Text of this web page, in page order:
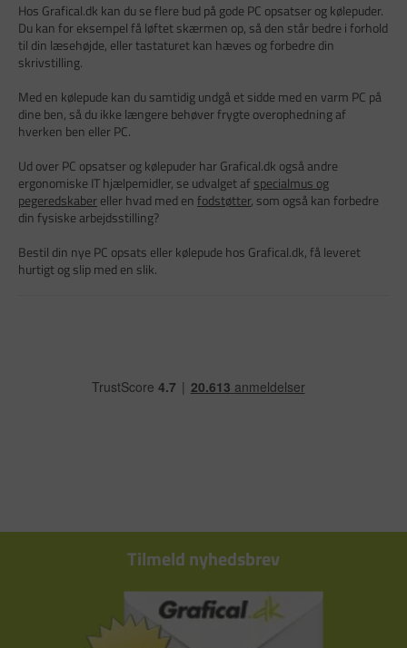
Hos Grafical.dk kan du se flere bud på gode PC opsatser og kølepuder.
Du kan for eksempel få løftet skærmen op, så den står bedre i forhold
til din læsehøjde, eller tastaturet kan hæves og forbedre din
skrivstilling.
Med en kølepude kan du samtidig undgå et sidde med en varm PC på
dine ben, så du ikke længere behøver frygte overophedning af
hverken ben eller PC.
Ud over PC opsatser og kølepuder har Grafical.dk også andre
ergonomiske IT hjælpemidler, se udvalget afspecialmus og
pegeredskabereller hvad med enfodstøtter, som også kan forbedre
din fysiske arbejdsstilling?
Bestil din nye PC opsats eller kølepude hos Grafical.dk, få leveret
hurtigt og slip med en slik.
Tilmeld nyhedsbrev